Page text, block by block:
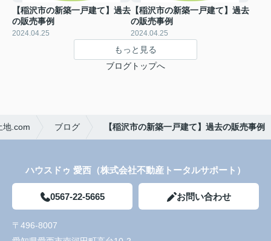
【稲沢市の新築一戸建て】過去
の販売事例
2024.04.25
【稲沢市の新築一戸建て】過去
の販売事例
2024.04.25
もっと見る
ブログトップへ
地.com ブログ 【稲沢市の新築一戸建て】過去の販売事例
ハウスドゥ 愛西（株式会社不動産トータルサポート）
0567-22-5665 お問い合わせ
〒496-8007